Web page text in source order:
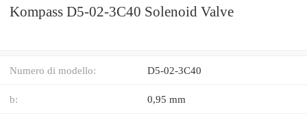
Kompass D5-02-3C40 Solenoid Valve
Numero di modello: D5-02-3C40
b: 0,95 mm